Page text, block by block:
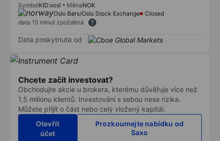
SymbolKID:xosl MěnaNOK
Oslo Børs/Oslo Stock Exchange
Closed
data 15 minut zpožděná
Data poskytnuta od
Chcete začít investovat?
Obchodujte akcie u brokera, kterému důvěřuje více než
1,5 milionu klientů. Investování s sebou nese rizika.
Můžete přijít o část nebo celý vložený kapitál.
Otevřít
účet
Prozkoumejte nabídku od
Saxo